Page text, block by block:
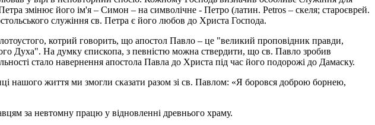
змінює його ім'я – Симон – на символічне - Петро (латин. Petros – скеля; староєврей.
служіння св. Петра є його любов до Христа Господа.
котрий говорить, що апостол Павло – це "великий проповідник правди,
Духа". На думку єпископа, з певністю можна ствердити, що св. Павло зробив
стало навернення апостола Павла до Христа під час його подорожі до Дамаску.
нашого життя ми змогли сказати разом зі св. Павлом: «Я боровся доброю борнею,
за невтомну працю у відновленні древнього храму.